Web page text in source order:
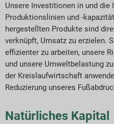
Unsere Investitionen in und die
Produktionslinien und -
hergestellten Produkte sind
verknüpft, Umsatz zu erzielen.
effizienter zu arbeiten, unsere
und unsere Umweltbelastung
der Kreislaufwirtschaft
Reduzierung unseres
Natürliches Kapital